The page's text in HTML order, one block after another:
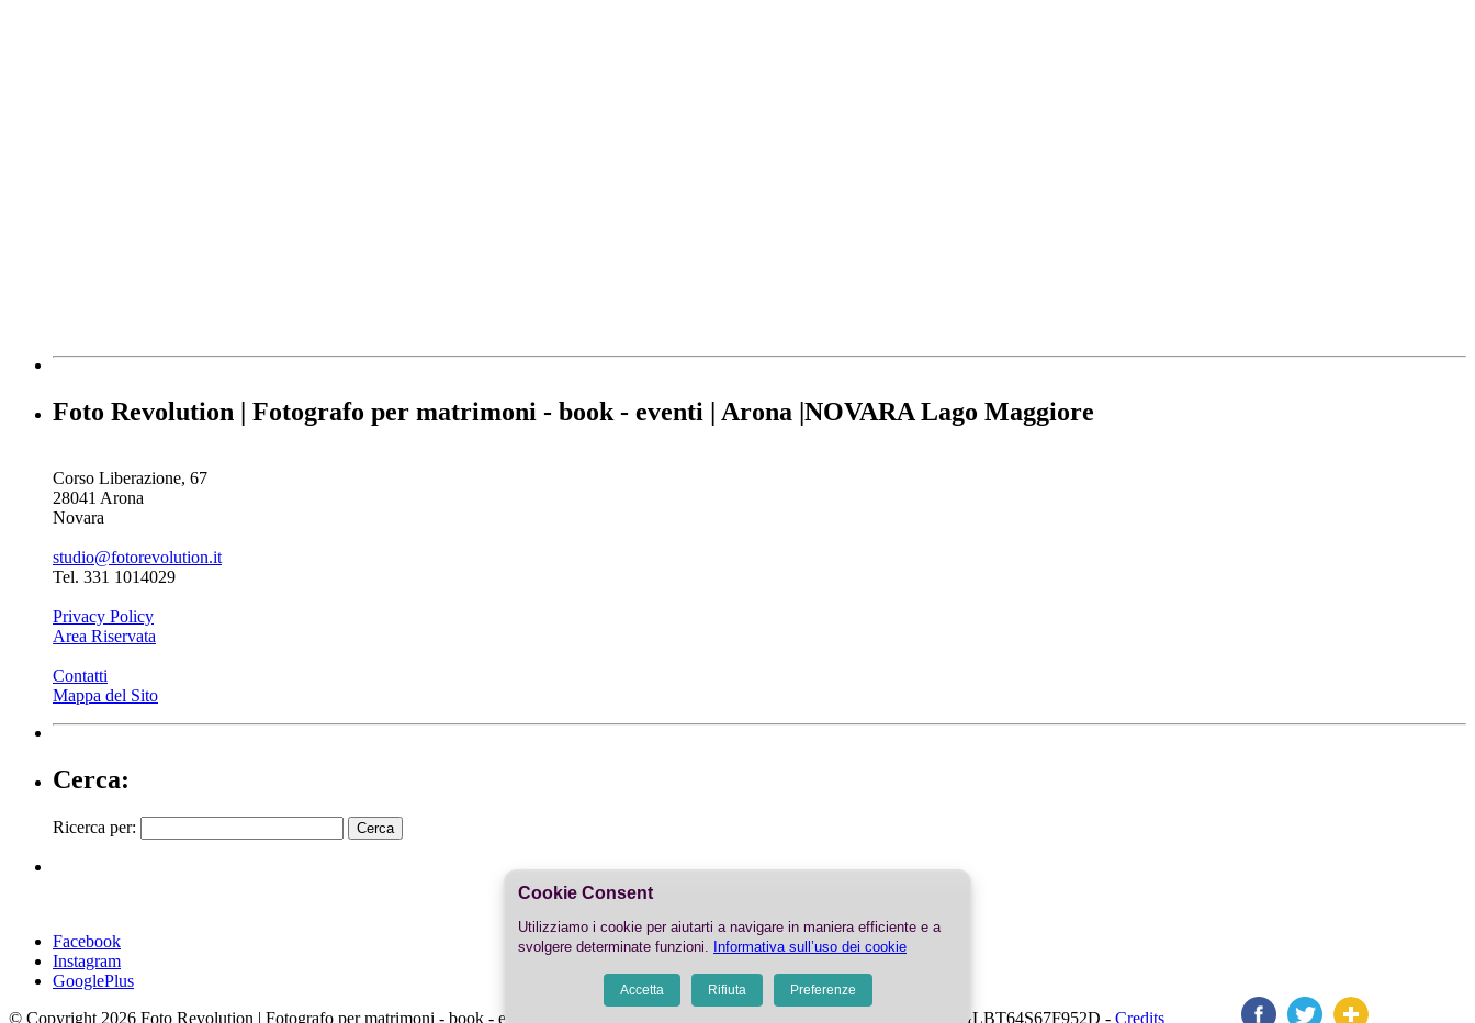
Foto Revolution | Fotografo per matrimoni - book - eventi | Arona |NOVARA Lago Maggiore
Corso Liberazione, 67
28041 Arona
Novara
studio@fotorevolution.it
Tel. 331 1014029
Privacy Policy
Area Riservata
Contatti
Mappa del Sito
Cerca:
Ricerca per:
Facebook
Instagram
GooglePlus
© Copyright 2026 Foto Revolution | Fotografo per matrimoni - book - eventi | Arona |NOVARA Lago Maggiore PI.01980970030 - - DRGLBT64S67F952D - Credits
Cookie Consent
Utilizziamo i cookie per aiutarti a navigare in maniera efficiente e a
svolgere determinate funzioni. Informativa sull’uso dei cookie
Accetta Rifiuta Preferenze